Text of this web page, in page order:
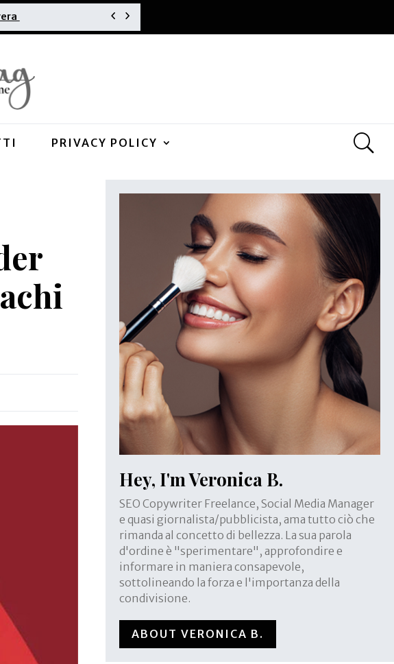
solari
PRIVACY POLICY
Hey, I'm Veronica B.
SEO Copywriter Freelance, Social Media Manager
e quasi giornalista/pubblicista, ama tutto ciò che
rimanda al concetto di bellezza. La sua parola
d'ordine è "sperimentare", approfondire e
informare in maniera consapevole,
sottolineando la forza e l'importanza della
condivisione.
ABOUT VERONICA B.